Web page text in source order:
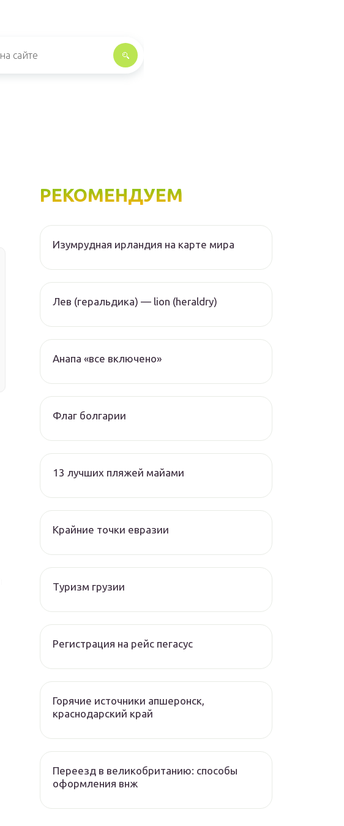
РЕКОМЕНДУЕМ
Изумрудная ирландия на карте мира
Лев (геральдика) — lion (heraldry)
Анапа «все включено»
Флаг болгарии
13 лучших пляжей майами
Крайние точки евразии
Туризм грузии
Регистрация на рейс пегасус
Горячие источники апшеронск,
краснодарский край
Переезд в великобританию: способы
оформления внж